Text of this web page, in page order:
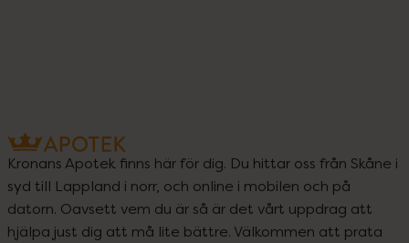
Kronans Apotek finns här för dig. Du hittar oss från Skåne i
syd till Lappland i norr, och online i mobilen och på
datorn. Oavsett vem du är så är det vårt uppdrag att
hjälpa just dig att må lite bättre. Välkommen att prata